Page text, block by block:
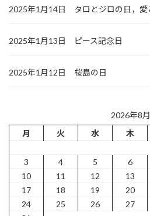
2025年1月14日 タロとジロの日，愛
2025年1月13日 ピース記念日
2025年1月12日 桜島の日
2026年8月
月
火 水 木
3
4 5 6
10
11 12 13
17
18 19 20
24
25 26 27